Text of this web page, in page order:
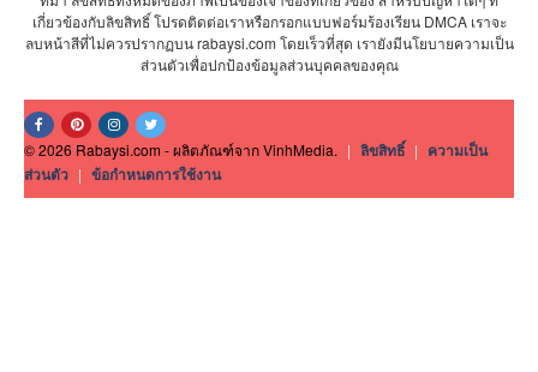
เกี่ยวข้องกับลิขสิทธิ์ โปรดติดต่อเราหรือกรอกแบบฟอร์มร้องเรียน DMCA เราจะ
ลบหน้าสีที่ไม่ควรปรากฏบน rabaysi.com โดยเร็วที่สุด เรายังมีนโยบายความเป็น
ส่วนตัวเพื่อปกป้องข้อมูลส่วนบุคคลของคุณ
© 2026 Rabaysi.com - ผลิตภัณฑ์จาก VinhMedia. | ลิขสิทธิ์ | ความเป็น
ส่วนตัว | ข้อกำหนดการใช้งาน